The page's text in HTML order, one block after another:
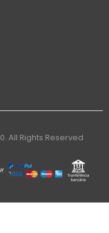
All Rights Reserved